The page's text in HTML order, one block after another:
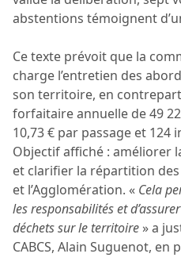
abstentions témoignent
Ce texte prévoit que la
charge l’entretien des
son territoire, en
forfaitaire annuelle de 49
10,73 € par passage et 124
Objectif affiché : améliorer
et clarifier la répartition
et l’Agglomération. « Cela
les responsabilités et
déchets sur le territoire » a
CABCS, Alain Suguenot,